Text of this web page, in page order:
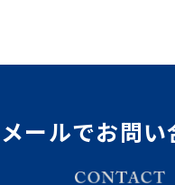
メールでお問い